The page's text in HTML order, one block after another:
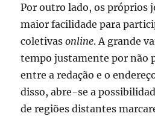
Por outro lado, os próprios
maior facilidade para
coletivasonline. A grande
tempo justamente por não
entre a redação e o
disso, abre-se a
de regiões distantes